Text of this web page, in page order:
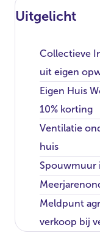
Uitgelicht
Collectieve
uit eigen
Eigen Huis
10% korting
Ventilatie
huis
Spouwmuur
Meldpunt
verkoop bij